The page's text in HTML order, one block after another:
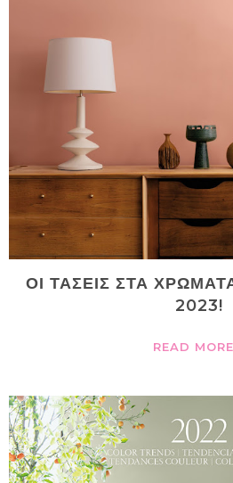
ΟΙ ΤΑΣΕΙΣ ΣΤΑ
2023!
READ